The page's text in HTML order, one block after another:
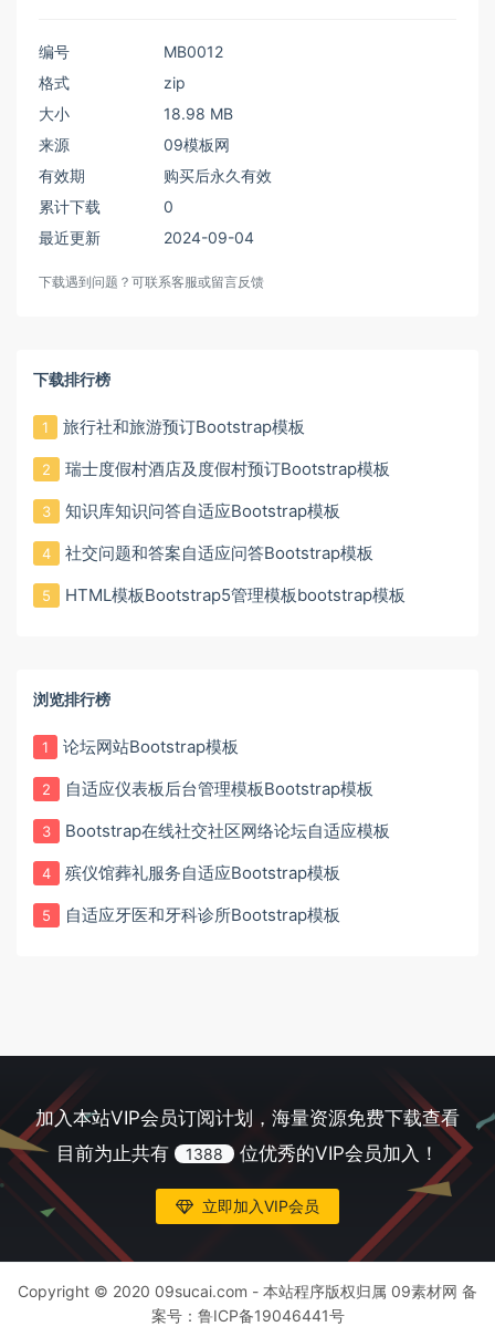
编号
MB0012
格式
zip
大小
18.98 MB
来源
09模板网
有效期
购买后永久有效
累计下载
0
最近更新
2024-09-04
下载遇到问题？可联系客服或留言反馈
下载排行榜
1 旅行社和旅游预订Bootstrap模板
2 瑞士度假村酒店及度假村预订Bootstrap模板
3 知识库知识问答自适应Bootstrap模板
4 社交问题和答案自适应问答Bootstrap模板
5 HTML模板Bootstrap5管理模板bootstrap模板
浏览排行榜
1 论坛网站Bootstrap模板
2 自适应仪表板后台管理模板Bootstrap模板
3 Bootstrap在线社交社区网络论坛自适应模板
4 殡仪馆葬礼服务自适应Bootstrap模板
5 自适应牙医和牙科诊所Bootstrap模板
加入本站VIP会员订阅计划，海量资源免费下载查看
目前为止共有
1388 位优秀的VIP会员加入！
立即加入VIP会员
Copyright © 2020 09sucai.com - 本站程序版权归属 09素材网 备
案号： 鲁ICP备19046441号